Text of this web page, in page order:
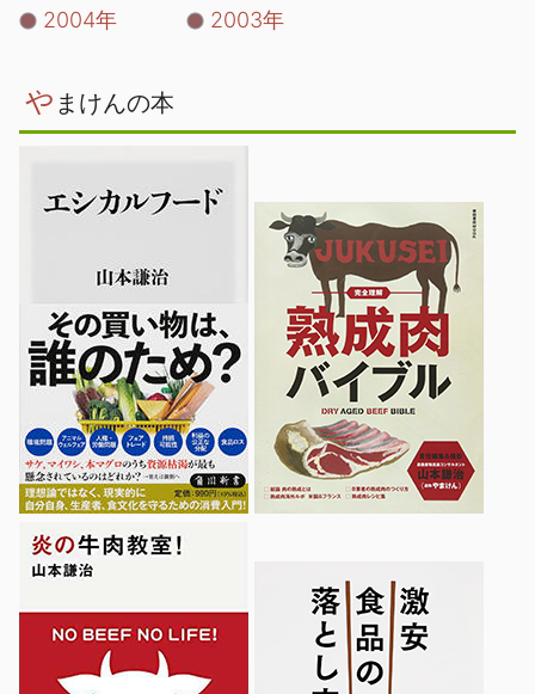
2004年
2003年
や まけんの本